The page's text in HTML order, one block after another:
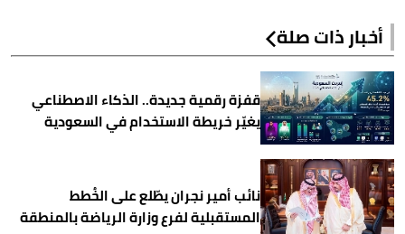
أخبار ذات صلة
قفزة رقمية جديدة.. الذكاء الاصطناعي
يغيّر خريطة الاستخدام في السعودية
نائب أمير نجران يطّلع على الخُطط
المستقبلية لفرع وزارة الرياضة بالمنطقة